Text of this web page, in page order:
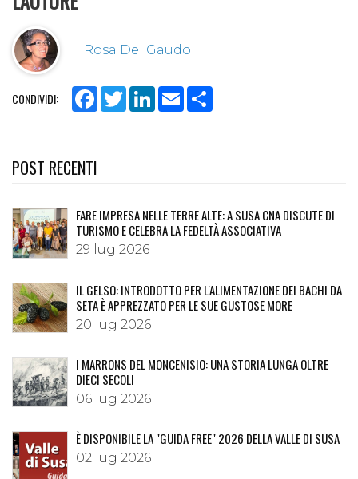
Rosa Del Gaudo
CONDIVIDI: Facebook
TwitterLinkedIn
Email
POST RECENTI
FARE IMPRESA NELLE TERRE ALTE: A SUSA CNA DISCUTE DI
TURISMO E CELEBRA LA FEDELTÀ ASSOCIATIVA
29 lug 2026
IL GELSO: INTRODOTTO PER L'ALIMENTAZIONE DEI BACHI DA
SETA È APPREZZATO PER LE SUE GUSTOSE MORE
20 lug 2026
I MARRONS DEL MONCENISIO: UNA STORIA LUNGA OLTRE
DIECI SECOLI
06 lug 2026
È DISPONIBILE LA "GUIDA FREE" 2026 DELLA VALLE DI SUSA
02 lug 2026